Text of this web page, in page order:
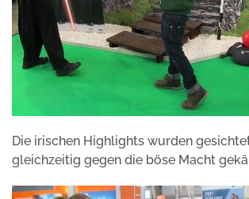
Die irischen Highlights wurden
gleichzeitig gegen die böse Macht